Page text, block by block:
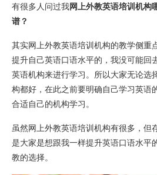
有很多人问过我网上外教英语培训机构
谱？
其实网上外教英语培训机构的教学侧重
提升自己英语口语水平的，我没可能回
英语机构来进行学习。所以大家无论选
构都好，在此之前要明确自己学习英语
合适自己的机构学习。
虽然网上外教英语培训机构有很多，但
是大家是想跟我一样提升英语口语水平
教的选择。